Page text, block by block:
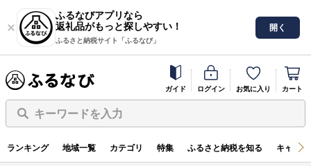
ふるなびアプリなら
返礼品がもっと探しやすい！
ふるさと納税サイト「ふるなび」
開く
ガイド ログイン お気に入り カート
キーワードを入力
ランキング 地域一覧 カテゴリ 特集 ふるさと納税を知る キャン